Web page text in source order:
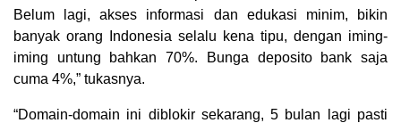
Belum lagi, akses informasi dan edukasi minim, bikin
banyak orang Indonesia selalu kena tipu, dengan iming-
iming untung bahkan 70%. Bunga deposito bank saja
cuma 4%,” tukasnya.
“Domain-domain ini diblokir sekarang, 5 bulan lagi pasti